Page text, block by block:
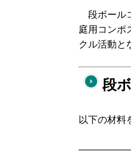
段ボール
庭用コンポ
クル活動と
段
以下の材料